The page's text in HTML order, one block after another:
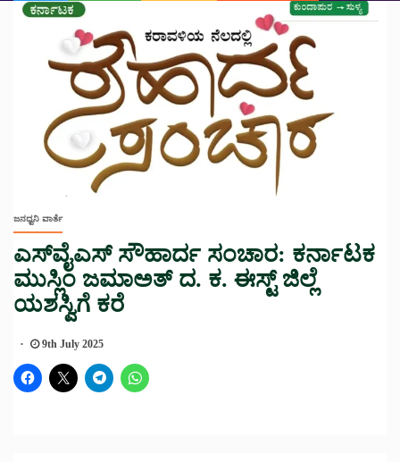
ಜನಧ್ವನಿ ವಾರ್ತೆ
ಎಸ್‌ವೈಎಸ್ ಸೌಹಾರ್ದ ಸಂಚಾರ: ಕರ್ನಾಟಕ
ಮುಸ್ಲಿಂ ಜಮಾಅತ್ ದ. ಕ. ಈಸ್ಟ್ ಜಿಲ್ಲೆ
ಯಶಸ್ವಿಗೆ ಕರೆ
9th July 2025